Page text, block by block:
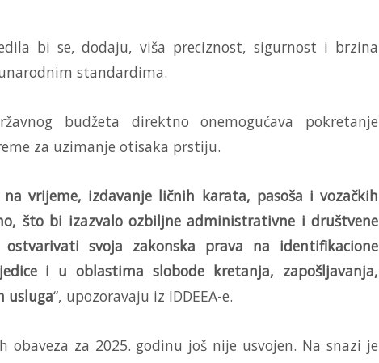
bi se, dodaju, viša preciznost, sigurnost i brzina
standardima.
budžeta direktno onemogućava pokretanje
za uzimanje otisaka prstiju.
vrijeme, izdavanje ličnih karata, pasoša i vozačkih
što bi izazvalo ozbiljne administrativne i društvene
svoja zakonska prava na identifikacione
i u oblastima slobode kretanja, zapošljavanja,
usluga“, upozoravaju iz IDDEEA-e.
za 2025. godinu još nije usvojen. Na snazi je